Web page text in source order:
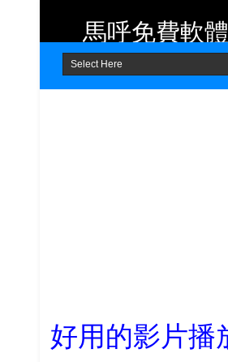
Home About Contact
馬呼免費軟體
提供 Android、iOS 好用的手機
程式及 Windows 免費軟體
好用的影片播